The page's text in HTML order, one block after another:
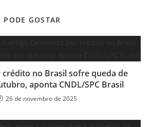
GOSTAR
no Brasil sofre queda de
aponta CNDL/SPC Brasil
26 de novembro de 2025